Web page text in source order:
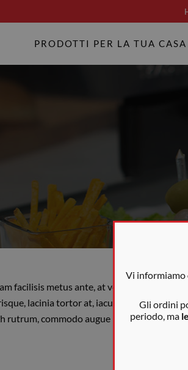
PRODOTTI PER LA TUA CASA
facilisis metus ante, at volutpat sem
lacinia tortor at, iaculis nibh. Proin
rutrum, commodo augue non, mollis
Vi informiamo
Gli ordini
periodo, ma